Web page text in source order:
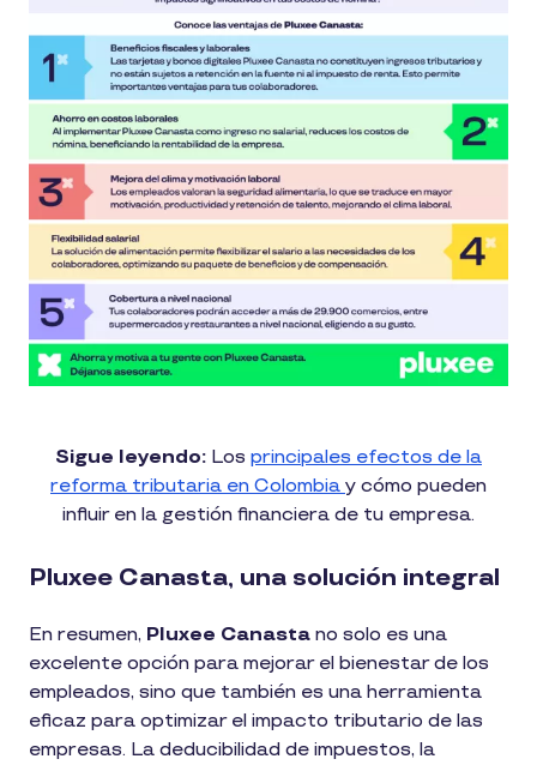
Sigue leyendo: Los principales efectos de la
reforma tributaria en Colombia y cómo pueden
influir en la gestión financiera de tu empresa.
Pluxee Canasta, una solución integral
En resumen, Pluxee Canasta no solo es una
excelente opción para mejorar el bienestar de los
empleados, sino que también es una herramienta
eficaz para optimizar el impacto tributario de las
empresas. La deducibilidad de impuestos, la